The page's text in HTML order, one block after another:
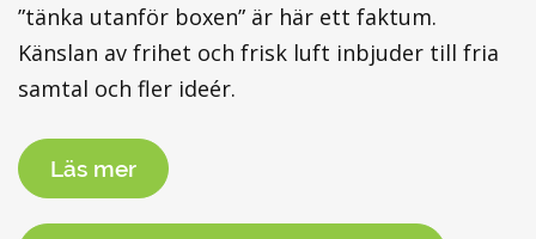
”tänka utanför boxen” är här ett faktum.
Känslan av frihet och frisk luft inbjuder till fria
samtal och fler ideér.
Läs mer